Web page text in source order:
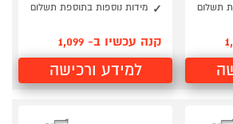
תשלום
מידות נוספות בתוספת תשלום
קנה עכשיו ב- 1,099
למידע ורכישה